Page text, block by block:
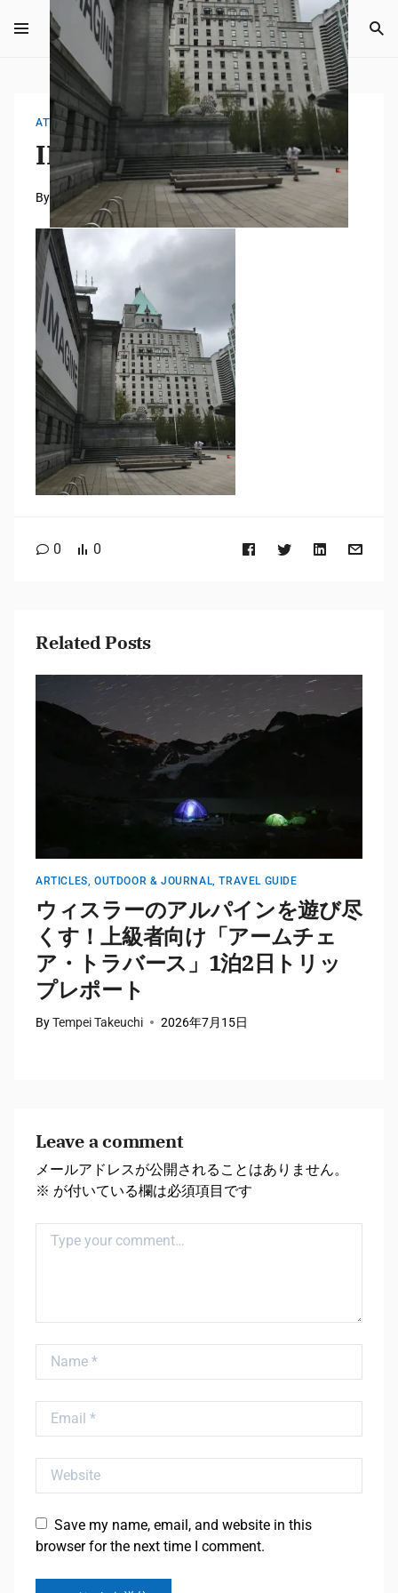
ATTACHMENT
IMG_2760
ByMasaki 2022年7月3日 0 mins read
0 0
Related Posts
ARTICLES,OUTDOOR & JOURNAL,TRAVEL GUIDE
ウィスラーのアルパインを遊び尽
くす！上級者向け「アームチェ
ア・トラバース」1泊2日トリッ
プレポート
ByTempei Takeuchi 2026年7月15日
Leave a comment
メールアドレスが公開されることはありません。
※ が付いている欄は必須項目です
Comment
Name
Email
Website
Save my name, email, and website in this
browser for the next time I comment.